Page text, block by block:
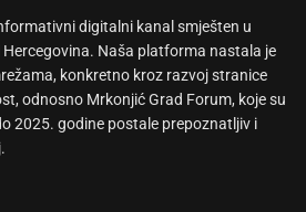
digitalni kanal smješten u
Hercegovina. Naša platforma nastala je
konkretno kroz razvoj stranice
odnosno Mrkonjić Grad Forum, koje su
2025. godine postale prepoznatljiv i